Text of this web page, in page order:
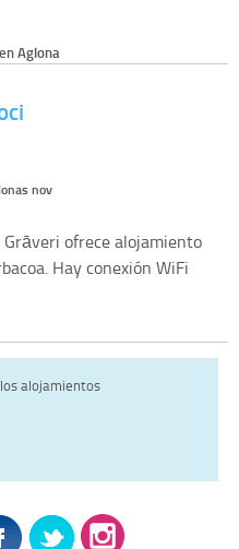
Aglona
nov
ofrece alojamiento
Hay conexión WiFi
alojamientos